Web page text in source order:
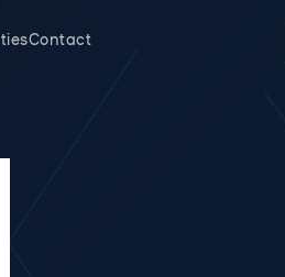
Contact